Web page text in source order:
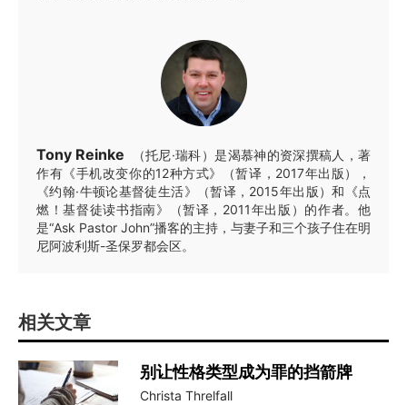
Tony Reinke
（托尼·瑞科）是渴慕神的资深撰稿人，著
作有《手机改变你的12种方式》（暂译，2017年出版），
《约翰·牛顿论基督徒生活》（暂译，2015年出版）和《点
燃！基督徒读书指南》（暂译，2011年出版）的作者。他
是“Ask Pastor John”播客的主持，与妻子和三个孩子住在明
尼阿波利斯-圣保罗都会区。
相关文章
别让性格类型成为罪的挡箭牌
Christa Threlfall